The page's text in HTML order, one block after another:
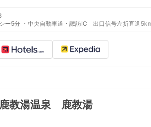
ー5分 ・中央自動車道・諏訪IC 出口信号左折直進
教湯温泉 鹿教湯